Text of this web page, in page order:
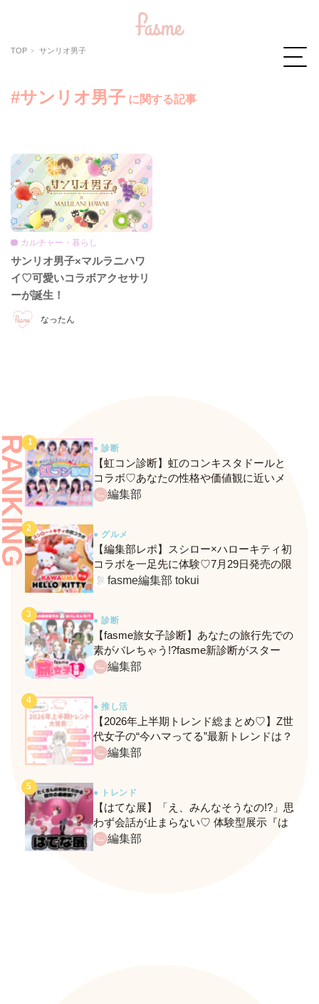
TOP サンリオ男子
#サンリオ男子 に関する記事
なったん
カルチャー・暮らし
サンリオ男子×マルラニハワ
イ♡可愛いコラボアクセサリ
ーが誕生！
● 診断
【虹コン診断】虹のコンキスタドールと
コラボ♡あなたの性格や価値観に近いメ
ンバーがわかる、fasmeの新診断がスター
編集部
● グルメ
【編集部レポ】スシロー×ハローキティ初
コラボを一足先に体験♡7月29日発売の限
定メニュー＆グッズをレポ！
fasme編集部 tokui
● 診断
【fasme旅女子診断】あなたの旅行先での
素がバレちゃう!?fasme新診断がスター
ト！編集部
● 推し活
【2026年上半期トレンド総まとめ♡】Z世
代女子の“今ハマってる”最新トレンドは？
ネクストバズ予報もチェック♪
編集部
● トレンド
【はてな展】「え、みんなそうなの!?」思
わず会話が止まらない♡ 体験型展示『は
てな展』に行ってきたレポ
編集部